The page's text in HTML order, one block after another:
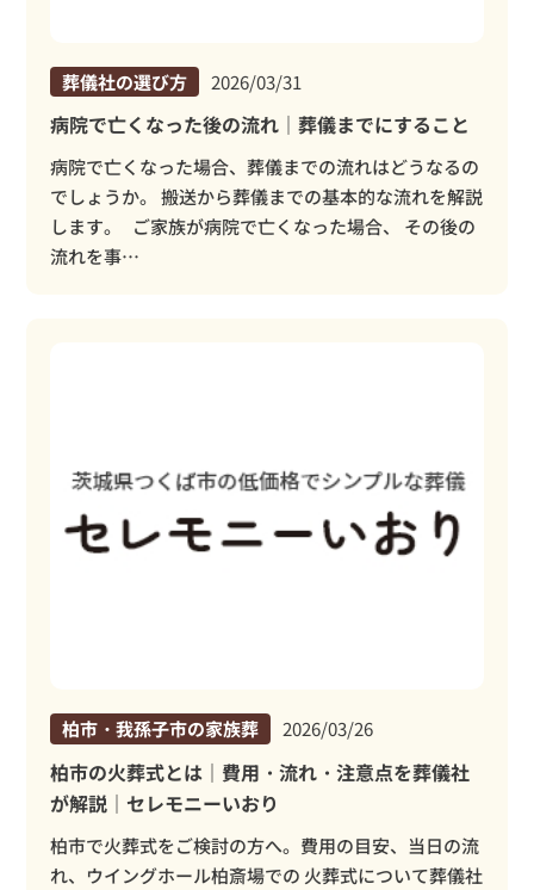
葬儀社の選び方 2026/03/31
病院で亡くなった後の流れ｜葬儀までにすること
病院で亡くなった場合、葬儀までの流れはどうなるの
でしょうか。 搬送から葬儀までの基本的な流れを解説
します。 ご家族が病院で亡くなった場合、 その後の
流れを事…
柏市・我孫子市の家族葬 2026/03/26
柏市の火葬式とは｜費用・流れ・注意点を葬儀社
が解説｜セレモニーいおり
柏市で火葬式をご検討の方へ。費用の目安、当日の流
れ、ウイングホール柏斎場での 火葬式について葬儀社